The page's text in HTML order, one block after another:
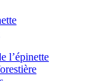
l’épinette